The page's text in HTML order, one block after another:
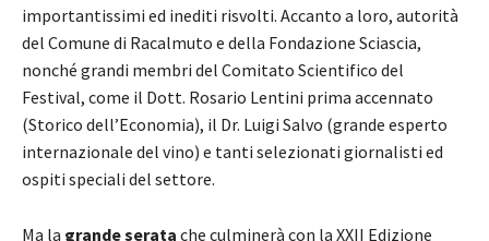
importantissimi ed inediti risvolti. Accanto a loro, autorità
del Comune di Racalmuto e della Fondazione Sciascia,
nonché grandi membri del Comitato Scientifico del
Festival, come il Dott. Rosario Lentini prima accennato
(Storico dell’Economia), il Dr. Luigi Salvo (grande esperto
internazionale del vino) e tanti selezionati giornalisti ed
ospiti speciali del settore.
Ma la grande serata che culminerà con la XXII Edizione